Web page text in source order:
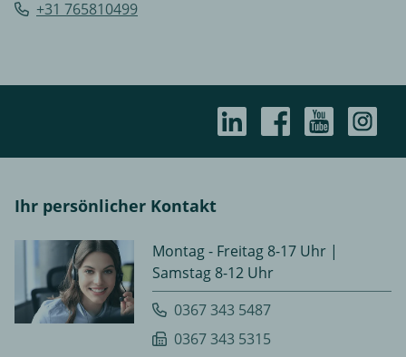
+31 765810499
Ihr persönlicher Kontakt
Montag - Freitag 8-17 Uhr |
Samstag 8-12 Uhr
0367 343 5487
0367 343 5315